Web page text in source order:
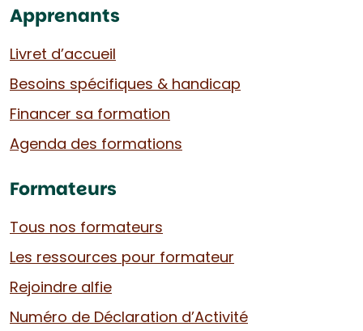
Apprenants
Livret d’accueil
Besoins spécifiques & handicap
Financer sa formation
Agenda des formations
Formateurs
Tous nos formateurs
Les ressources pour formateur
Rejoindre alfie
Numéro de Déclaration d’Activité